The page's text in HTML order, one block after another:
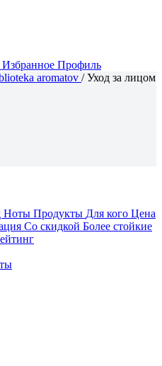
Избранное Профиль
aromatov /Уход за лицом
Ноты Продукты Для кого Цена
Со скидкой Более стойкие